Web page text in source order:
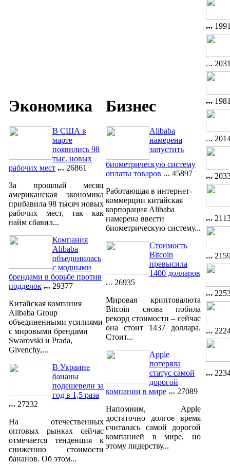
Экономика
В США в
марте
появились 98
тыс. новых
рабочих мест
26861
За прошлый месяц
американская экономика
прибавила 98 тысяч новых
рабочих мест, так как
найм сбавил...
Компания
Alibaba
объединилась
с модными
брендами в борьбе против
подделок
29377
Китайская компания
Alibaba Group
объединенными усилиями
с мировыми брендами
Swarovski и Prada,
Givenchy,...
В Украине
бананы
подешевели за
год в 1,5 раза
27232
На отечественных
оптовых рынках сейчас
отмечается тенденция к
снижению стоимости
бананов. Об этом...
Бизнес
Alibaba
намерена
запустить
биометрическую систему
оплаты товаров
45897
Работающая в интернет-
коммерции китайская
корпорация Alibaba
намерена ввести
биометрическую систему...
Стоимость
Bitcoin
превысила
1400 долларов
26935
Мировая криптовалюта
Bitcoin снова побила
рекорд стоимости – сейчас
она стоит 1437 доллара.
Стоит...
Apple
потеряла
статус самой
дорогой
компании в мире
27089
Напомним, Apple
достаточно долгое время
считалась самой дорогой
компанией в мире, но
этому лидерству...